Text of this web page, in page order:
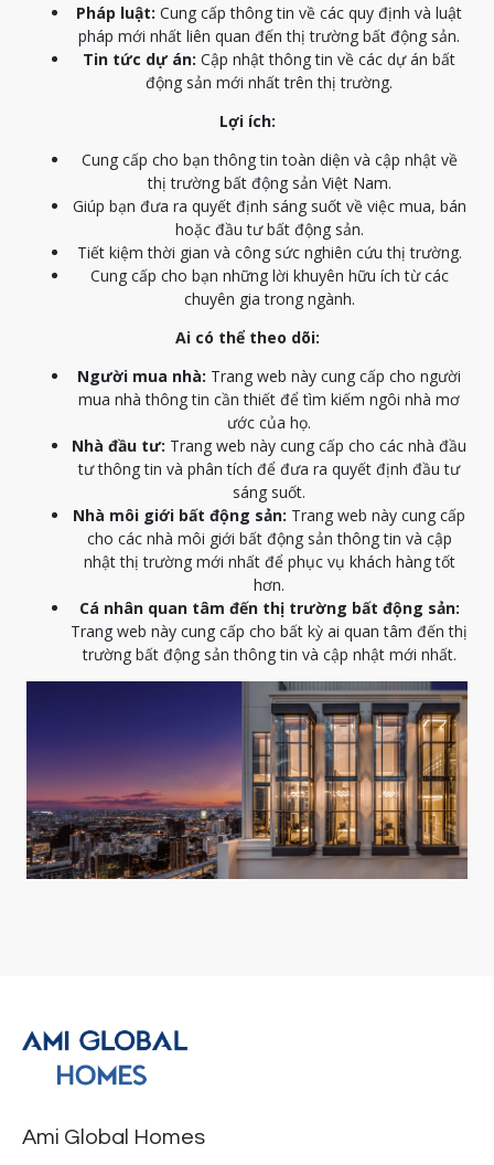
Pháp luật: Cung cấp thông tin về các quy định và luật
pháp mới nhất liên quan đến thị trường bất động sản.
Tin tức dự án: Cập nhật thông tin về các dự án bất
động sản mới nhất trên thị trường.
Lợi ích:
Cung cấp cho bạn thông tin toàn diện và cập nhật về
thị trường bất động sản Việt Nam.
Giúp bạn đưa ra quyết định sáng suốt về việc mua, bán
hoặc đầu tư bất động sản.
Tiết kiệm thời gian và công sức nghiên cứu thị trường.
Cung cấp cho bạn những lời khuyên hữu ích từ các
chuyên gia trong ngành.
Ai có thể theo dõi:
Người mua nhà: Trang web này cung cấp cho người
mua nhà thông tin cần thiết để tìm kiếm ngôi nhà mơ
ước của họ.
Nhà đầu tư: Trang web này cung cấp cho các nhà đầu
tư thông tin và phân tích để đưa ra quyết định đầu tư
sáng suốt.
Nhà môi giới bất động sản: Trang web này cung cấp
cho các nhà môi giới bất động sản thông tin và cập
nhật thị trường mới nhất để phục vụ khách hàng tốt
hơn.
Cá nhân quan tâm đến thị trường bất động sản:
Trang web này cung cấp cho bất kỳ ai quan tâm đến thị
trường bất động sản thông tin và cập nhật mới nhất.
Ami Global Homes